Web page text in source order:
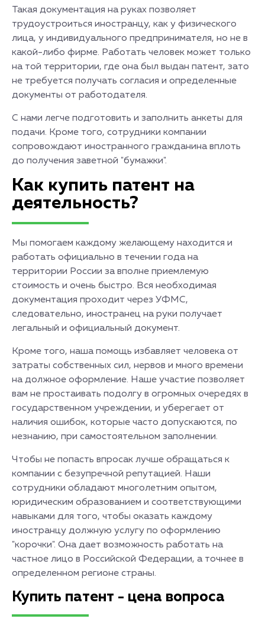
Такая документация на руках позволяет
трудоустроиться иностранцу, как у физического
лица, у индивидуального предпринимателя, но не в
какой-либо фирме. Работать человек может только
на той территории, где она был выдан патент, зато
не требуется получать согласия и определенные
документы от работодателя.
С нами легче подготовить и заполнить анкеты для
подачи. Кроме того, сотрудники компании
сопровождают иностранного гражданина вплоть
до получения заветной "бумажки".
Как купить патент на
деятельность?
Мы помогаем каждому желающему находится и
работать официально в течении года на
территории России за вполне приемлемую
стоимость и очень быстро. Вся необходимая
документация проходит через УФМС,
следовательно, иностранец на руки получает
легальный и официальный документ.
Кроме того, наша помощь избавляет человека от
затраты собственных сил, нервов и много времени
на должное оформление. Наше участие позволяет
вам не простаивать подолгу в огромных очередях в
государственном учреждении, и уберегает от
наличия ошибок, которые часто допускаются, по
незнанию, при самостоятельном заполнении.
Чтобы не попасть впросак лучше обращаться к
компании с безупречной репутацией. Наши
сотрудники обладают многолетним опытом,
юридическим образованием и соответствующими
навыками для того, чтобы оказать каждому
иностранцу должную услугу по оформлению
"корочки". Она дает возможность работать на
частное лицо в Российской Федерации, а точнее в
определенном регионе страны.
Купить патент - цена вопроса